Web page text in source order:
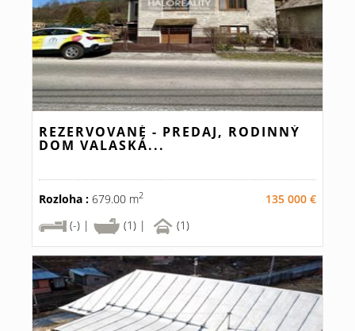
REZERVOVANÉ - PREDAJ, RODINNÝ
DOM VALASKÁ...
Rozloha : 679.00 m2
135 000 €
(-) |
(1) | (1)